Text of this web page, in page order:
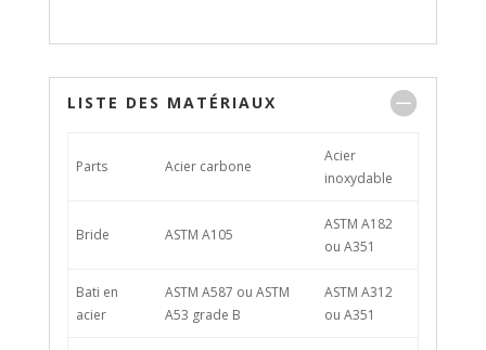
LISTE DES MATÉRIAUX
Parts Acier carbone
Acier
inoxydable
Bride ASTM A105
ASTM A182
ou A351
Bati en
acier
ASTM A587 ou ASTM
A53 grade B
ASTM A312
ou A351